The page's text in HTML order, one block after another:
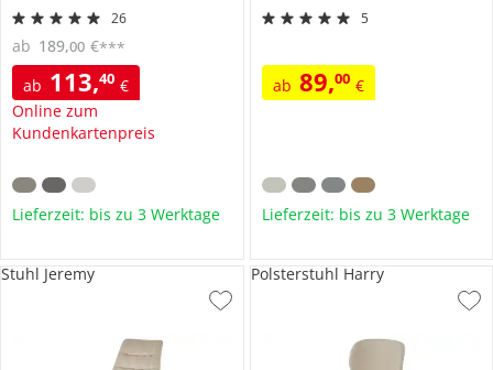
26
ab 113,40 €
Online zum
Kundenkartenpreis
ab 189,00 €***
Lieferzeit: bis zu 3 Werktage
5
ab 89,00 €
Lieferzeit: bis zu 3 Werktage
Stuhl Jeremy Polsterstuhl Harry